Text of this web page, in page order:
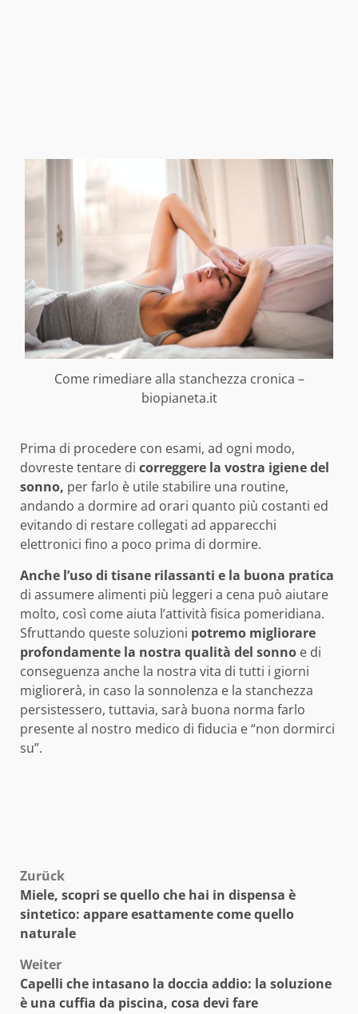
Come rimediare alla stanchezza cronica –
biopianeta.it
Prima di procedere con esami, ad ogni modo,
dovreste tentare di correggere la vostra igiene del
sonno, per farlo è utile stabilire una routine,
andando a dormire ad orari quanto più costanti ed
evitando di restare collegati ad apparecchi
elettronici fino a poco prima di dormire.
Anche l’uso di tisane rilassanti e la buona pratica
di assumere alimenti più leggeri a cena può aiutare
molto, così come aiuta l’attività fisica pomeridiana.
Sfruttando queste soluzioni potremo migliorare
profondamente la nostra qualità del sonno e di
conseguenza anche la nostra vita di tutti i giorni
migliorerà, in caso la sonnolenza e la stanchezza
persistessero, tuttavia, sarà buona norma farlo
presente al nostro medico di fiducia e “non dormirci
su”.
Beitragsnavigation
Zurück
Miele, scopri se quello che hai in dispensa è
sintetico: appare esattamente come quello
naturale
Weiter
Capelli che intasano la doccia addio: la soluzione
è una cuffia da piscina, cosa devi fare